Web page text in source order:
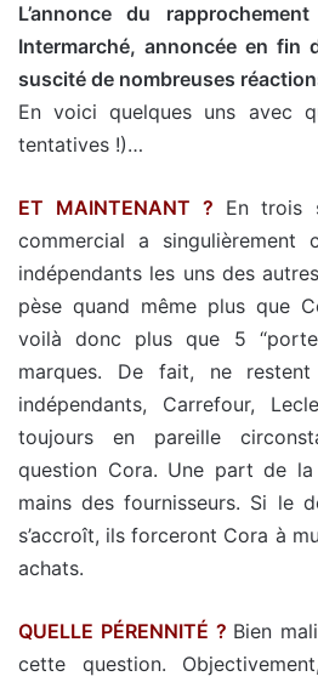
L’annonce du
Intermarché, annoncée en fin
suscité de nombreuses
En voici quelques uns avec
tentatives !)…
ET MAINTENANT ? En trois
commercial a singulièrement
indépendants les uns des
pèse quand même plus que
voilà donc plus que 5
marques. De fait, ne
indépendants, Carrefour,
toujours en pareille
question Cora. Une part de
mains des fournisseurs. Si le
s’accroît, ils forceront Cora à
achats.
QUELLE PÉRENNITÉ ? Bien
cette question.